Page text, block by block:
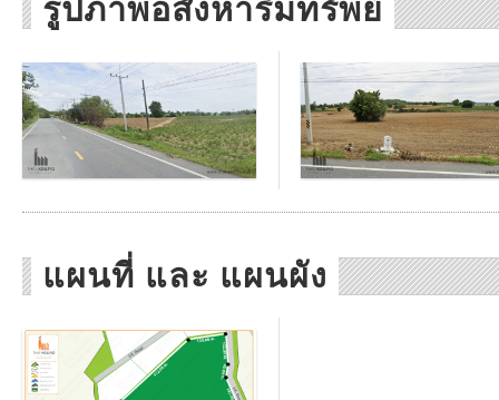
รูปภาพอสังหาริมทรัพย์
แผนที่ และ แผนผัง